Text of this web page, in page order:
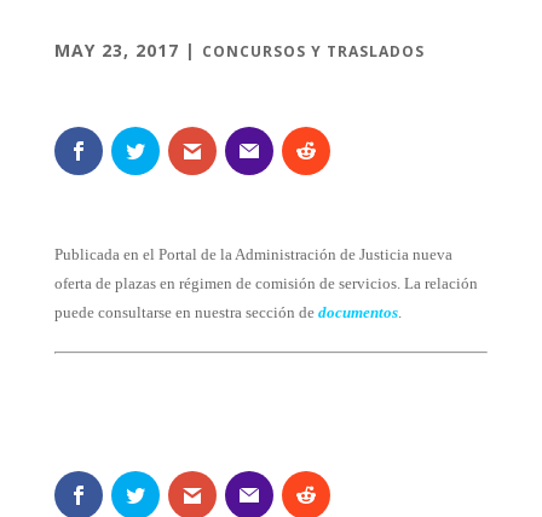
MAY 23, 2017 | CONCURSOS Y TRASLADOS
Publicada en el Portal de la Administración de Justicia nueva
oferta de plazas en régimen de comisión de servicios. La relación
puede consultarse en nuestra sección de documentos.